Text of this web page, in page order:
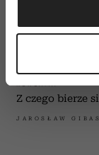
dane są
sekcji
zmienić lub
REKLAMA
Z czego bierze
JAROSŁAW GIBAS